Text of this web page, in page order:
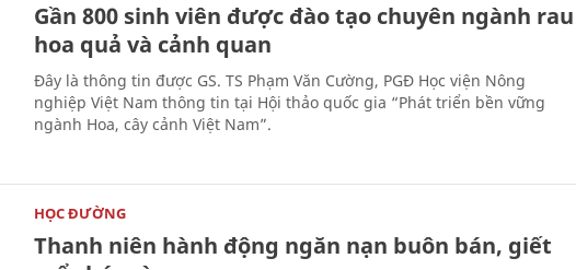
Gần 800 sinh viên được đào tạo chuyên ngành rau
hoa quả và cảnh quan
Đây là thông tin được GS. TS Phạm Văn Cường, PGĐ Học viện Nông
nghiệp Việt Nam thông tin tại Hội thảo quốc gia “Phát triển bền vững
ngành Hoa, cây cảnh Việt Nam”.
HỌC ĐƯỜNG
Thanh niên hành động ngăn nạn buôn bán, giết